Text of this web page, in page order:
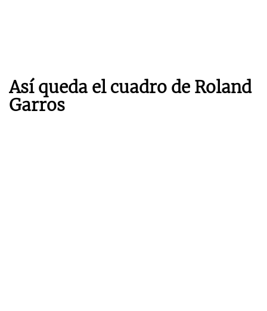
Así queda el cuadro de Roland
Garros